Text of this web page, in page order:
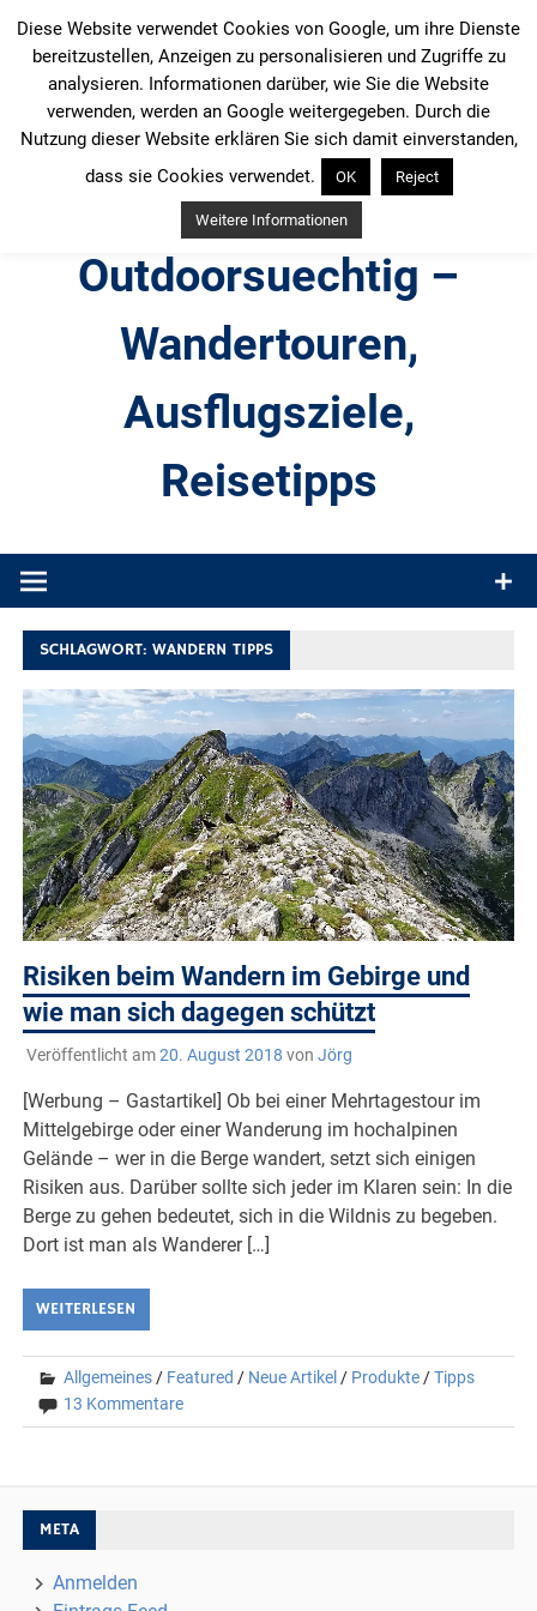
Inhalt
springen
Outdoorsuechtig –
Wandertouren,
Ausflugsziele,
Reisetipps
Produkttests und Buchrezensionen. Ein Blog für alle, die gern
SCHLAGWORT:WANDERN TIPPS
Risiken beim Wandern im Gebirge und
wie man sich dagegen schützt
Veröffentlicht am20. August 2018 von Jörg
[Werbung – Gastartikel] Ob bei einer Mehrtagestour im
Mittelgebirge oder einer Wanderung im hochalpinen
Gelände – wer in die Berge wandert, setzt sich einigen
Risiken aus. Darüber sollte sich jeder im Klaren sein: In die
Berge zu gehen bedeutet, sich in die Wildnis zu begeben.
Dort ist man als Wanderer […]
WEITERLESEN
Allgemeines / Featured / Neue Artikel / Produkte /Tipps
13 Kommentare
META
Anmelden
Diese Website verwendet Cookies von Google, um ihre Dienste
bereitzustellen, Anzeigen zu personalisieren und Zugriffe zu
analysieren. Informationen darüber, wie Sie die Website
verwenden, werden an Google weitergegeben. Durch die
Nutzung dieser Website erklären Sie sich damit einverstanden,
dass sie Cookies verwendet.
OK Reject
Weitere Informationen